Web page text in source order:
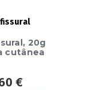
20g
cutânea
€